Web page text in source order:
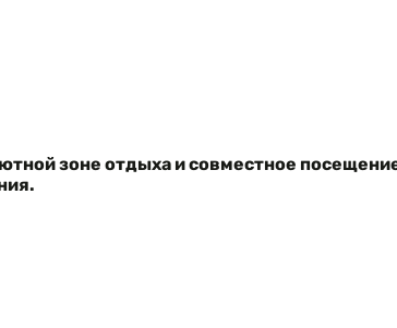
зоне отдыха и совместное